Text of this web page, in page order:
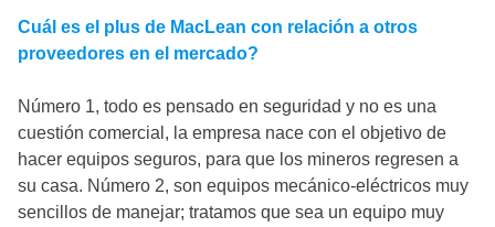
Cuál es el plus de MacLean con relación a otros
proveedores en el mercado?
Número 1, todo es pensado en seguridad y no es una
cuestión comercial, la empresa nace con el objetivo de
hacer equipos seguros, para que los mineros regresen a
su casa. Número 2, son equipos mecánico-eléctricos muy
sencillos de manejar; tratamos que sea un equipo muy